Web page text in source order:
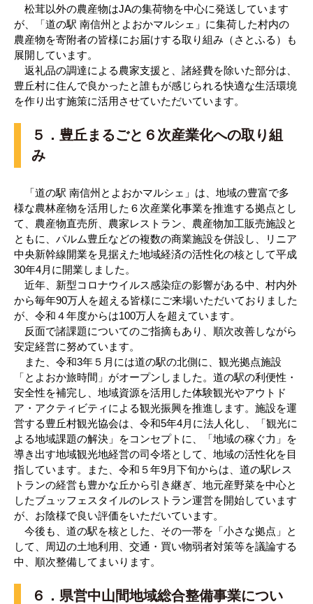
松茸以外の農産物はJAの集荷物を中心に発送しています
が、「道の駅 南信州とよおかマルシェ」に集荷した村内の
農産物を寄附者の皆様にお届けする取り組み（さとふる）も
展開しています。
返礼品の調達による農家支援と、諸経費を除いた部分は、
豊丘村に住んで良かったと誰もが感じられる快適な生活環境
を作り出す施策に活用させていただいています。
５．豊丘まるごと６次産業化への取り組
み
「道の駅 南信州とよおかマルシェ」は、地域の豊富で多
様な農林産物を活用した６次産業化事業を推進する拠点とし
て、農産物直売所、農家レストラン、農産物加工販売施設と
ともに、パルム豊丘などの複数の商業施設を併設し、リニア
中央新幹線開業を見据えた地域経済の活性化の核として平成
30年4月に開業しました。
近年、新型コロナウイルス感染症の影響がある中、村内外
から毎年90万人を超える皆様にご来場いただいておりました
が、令和４年度からは100万人を超えています。
反面で諸課題についてのご指摘もあり、順次改善しながら
安定経営に努めています。
また、令和3年５月には道の駅の北側に、観光拠点施設
「とよおか旅時間」がオープンしました。道の駅の利便性・
安全性を補完し、地域資源を活用した体験観光やアウトド
ア・アクティビティによる観光振興を推進します。施設を運
営する豊丘村観光協会は、令和5年4月に法人化し、「観光に
よる地域課題の解決」をコンセプトに、「地域の稼ぐ力」を
導き出す地域観光地経営の司令塔として、地域の活性化を目
指しています。また、令和５年9月下旬からは、道の駅レス
トランの経営も豊かな丘から引き継ぎ、地元産野菜を中心と
したブュッフェスタイルのレストラン運営を開始しています
が、お陰様で良い評価をいただいています。
今後も、道の駅を核とした、その一帯を「小さな拠点」と
して、周辺の土地利用、交通・買い物弱者対策等を議論する
中、順次整備してまいります。
６．県営中山間地域総合整備事業につい